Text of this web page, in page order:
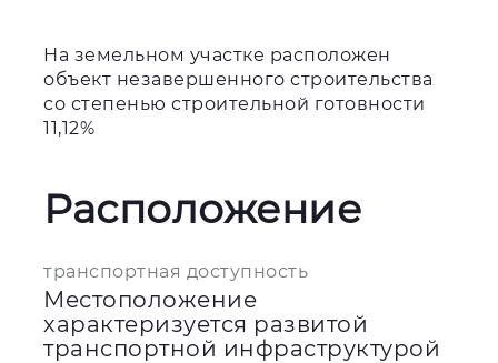
На земельном участке расположен
объект незавершенного строительства
со степенью строительной готовности
11,12%
Расположение
транспортная доступность
Местоположение
характеризуется развитой
транспортной инфраструктурой